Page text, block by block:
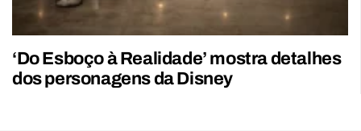
‘Do Esboço à Realidade’ mostra detalhes
dos personagens da Disney